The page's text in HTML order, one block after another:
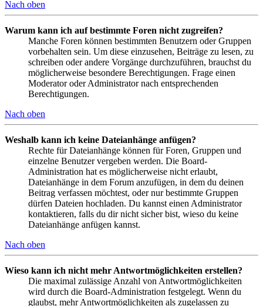
Nach oben
Warum kann ich auf bestimmte Foren nicht zugreifen?
Manche Foren können bestimmten Benutzern oder Gruppen
vorbehalten sein. Um diese einzusehen, Beiträge zu lesen, zu
schreiben oder andere Vorgänge durchzuführen, brauchst du
möglicherweise besondere Berechtigungen. Frage einen
Moderator oder Administrator nach entsprechenden
Berechtigungen.
Nach oben
Weshalb kann ich keine Dateianhänge anfügen?
Rechte für Dateianhänge können für Foren, Gruppen und
einzelne Benutzer vergeben werden. Die Board-
Administration hat es möglicherweise nicht erlaubt,
Dateianhänge in dem Forum anzufügen, in dem du deinen
Beitrag verfassen möchtest, oder nur bestimmte Gruppen
dürfen Dateien hochladen. Du kannst einen Administrator
kontaktieren, falls du dir nicht sicher bist, wieso du keine
Dateianhänge anfügen kannst.
Nach oben
Wieso kann ich nicht mehr Antwortmöglichkeiten erstellen?
Die maximal zulässige Anzahl von Antwortmöglichkeiten
wird durch die Board-Administration festgelegt. Wenn du
glaubst, mehr Antwortmöglichkeiten als zugelassen zu